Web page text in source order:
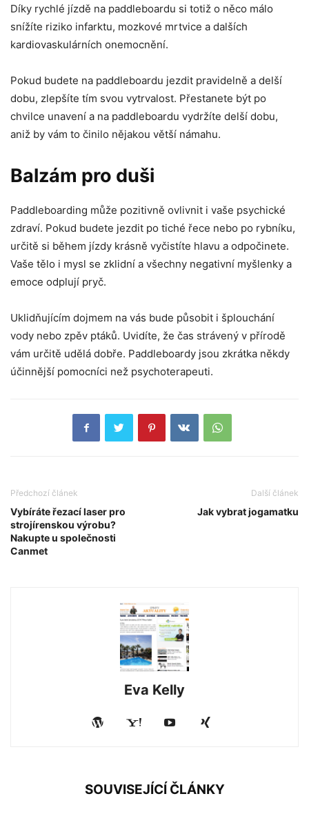
Díky rychlé jízdě na paddleboardu si totiž o něco málo
snížíte riziko infarktu, mozkové mrtvice a dalších
kardiovaskulárních onemocnění.
Pokud budete na paddleboardu jezdit pravidelně a delší
dobu, zlepšíte tím svou vytrvalost. Přestanete být po
chvilce unavení a na paddleboardu vydržíte delší dobu,
aniž by vám to činilo nějakou větší námahu.
Balzám pro duši
Paddleboarding může pozitivně ovlivnit i vaše psychické
zdraví. Pokud budete jezdit po tiché řece nebo po rybníku,
určitě si během jízdy krásně vyčistíte hlavu a odpočinete.
Vaše tělo i mysl se zklidní a všechny negativní myšlenky a
emoce odplují pryč.
Uklidňujícím dojmem na vás bude působit i šplouchání
vody nebo zpěv ptáků. Uvidíte, že čas strávený v přírodě
vám určitě udělá dobře. Paddleboardy jsou zkrátka někdy
účinnější pomocníci než psychoterapeuti.
Předchozí článek
Vybíráte řezací laser pro
strojírenskou výrobu?
Nakupte u společnosti
Canmet
Další článek
Jak vybrat jogamatku
Eva Kelly
SOUVISEJÍCÍ ČLÁNKY